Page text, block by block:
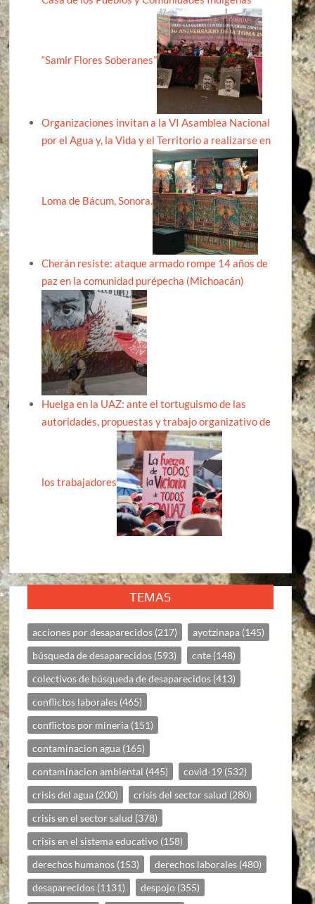
“Samir Flores Soberanes”
Organizaciones invitan a la VI Asamblea Nacional
por el Agua y, la Vida y el Territorio a realizarse en
Loma de Bácum, Sonora.
Cherán resiste: ataque armado rompe 14 años de
paz en la comunidad purépecha (Michoacán)
Huelga en la UAZ: ante el tortuguismo de las
autoridades, propuestas y trabajo organizativo de
los trabajadores
TEMAS
acciones por desaparecidos (217) ayotzinapa (145)
búsqueda de desaparecidos (593) cnte (148)
colectivos de búsqueda de desaparecidos (413)
conflictos laborales (465)
conflictos por mineria (151)
contaminacion agua (165)
contaminacion ambiental (445) covid-19 (532)
crisis del agua (200) crisis del sector salud (280)
crisis en el sector salud (378)
crisis en el sistema educativo (158)
derechos humanos (153) derechos laborales (480)
desaparecidos (1131) despojo (355)